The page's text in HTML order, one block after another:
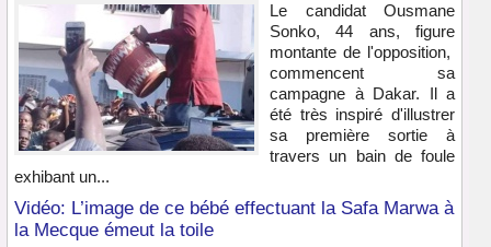
Le candidat Ousmane
Sonko, 44 ans, figure
montante de l'opposition,
commencent sa
campagne à Dakar. Il a
été très inspiré d'illustrer
sa première sortie à
travers un bain de foule
exhibant un...
Vidéo: L’image de ce bébé effectuant la Safa Marwa à
la Mecque émeut la toile